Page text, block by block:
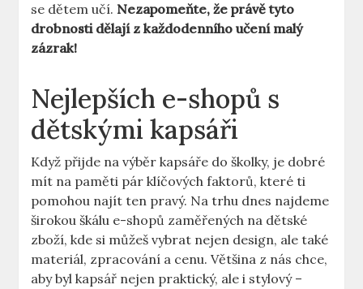
se dětem učí. Nezapomeňte, že právě tyto
drobnosti dělají z každodenního učení malý
zázrak!
Nejlepších e-shopů s
dětskými kapsáři
Když přijde na výběr kapsáře do školky, je dobré
mít na paměti pár klíčových faktorů, které ti
pomohou najít ten pravý. Na trhu dnes najdeme
širokou škálu e-shopů zaměřených na dětské
zboží, kde si můžeš vybrat nejen design, ale také
materiál, zpracování a cenu. Většina z nás chce,
aby byl kapsář nejen praktický, ale i stylový –